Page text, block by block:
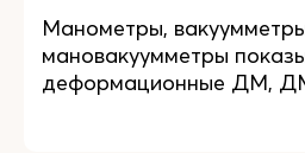
Манометры,
мановакуумметры
деформационные ДМ,